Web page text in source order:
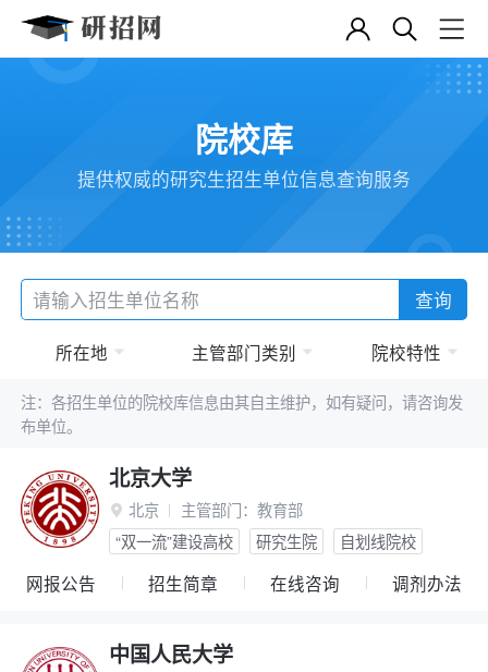
院校库
提供权威的研究生招生单位信息查询服务
查询
所在地 主管部门类别 院校特性
注：各招生单位的院校库信息由其自主维护，如有疑问，请咨询发
布单位。
北京大学
 北京 主管部门： 教育部
“双一流”建设高校
研究生院 自划线院校
网报公告 招生简章 在线咨询 调剂办法
中国人民大学